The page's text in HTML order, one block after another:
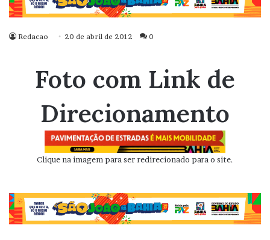
Redacao 20 de abril de 2012 0
Foto com Link de
Direcionamento
Clique na imagem para ser redirecionado para o site.